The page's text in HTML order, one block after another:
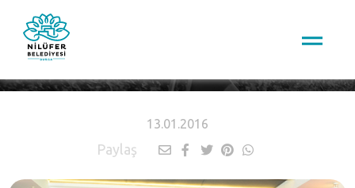
13.01.2016
Paylaş